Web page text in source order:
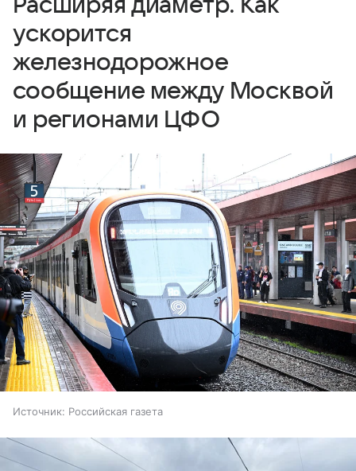
ускорится
железнодорожное
сообщение между Москвой
и регионами ЦФО
Источник: Российская газета